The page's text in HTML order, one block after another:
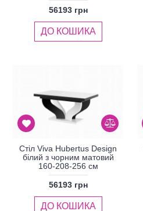
56193 грн
ДО КОШИКА
Стіл Viva Hubertus Design
білий з чорним матовий
160-208-256 см
56193 грн
ДО КОШИКА